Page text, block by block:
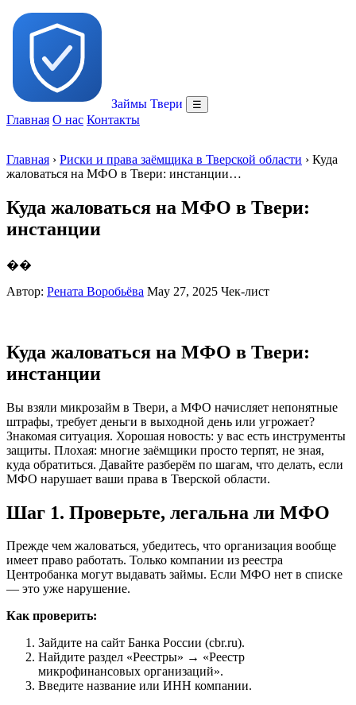
Займы Твери ☰
Главная О нас Контакты
Главная › Риски и права заёмщика в Тверской области › Куда
жаловаться на МФО в Твери: инстанции…
Куда жаловаться на МФО в Твери:
инстанции
��
Автор: Рената Воробьёва May 27, 2025 Чек-лист
Куда жаловаться на МФО в Твери:
инстанции
Вы взяли микрозайм в Твери, а МФО начисляет непонятные
штрафы, требует деньги в выходной день или угрожает?
Знакомая ситуация. Хорошая новость: у вас есть инструменты
защиты. Плохая: многие заёмщики просто терпят, не зная,
куда обратиться. Давайте разберём по шагам, что делать, если
МФО нарушает ваши права в Тверской области.
Шаг 1. Проверьте, легальна ли МФО
Прежде чем жаловаться, убедитесь, что организация вообще
имеет право работать. Только компании из реестра
Центробанка могут выдавать займы. Если МФО нет в списке
— это уже нарушение.
Как проверить:
Зайдите на сайт Банка России (cbr.ru).
Найдите раздел «Реестры» → «Реестр
микрофинансовых организаций».
Введите название или ИНН компании.